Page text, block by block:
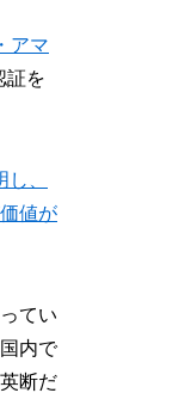
アマ
証を
、
値が
てい
内で
断だ